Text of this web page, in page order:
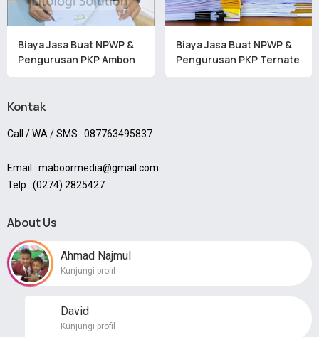
Biaya Jasa Buat NPWP &
Pengurusan PKP Ambon
Biaya Jasa Buat NPWP &
Pengurusan PKP Ternate
Kontak
Call / WA / SMS : 087763495837
Email : maboormedia@gmail.com
Telp : (0274) 2825427
About Us
Ahmad Najmul
Kunjungi profil
David
Kunjungi profil